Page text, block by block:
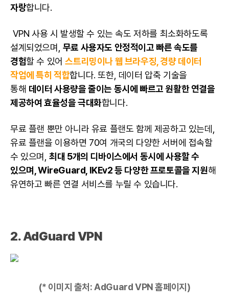
자랑합니다.
VPN 사용 시 발생할 수 있는 속도 저하를 최소화하도록
설계되었으며, 무료 사용자도 안정적이고 빠른 속도를
경험할 수 있어스트리밍이나 웹 브라우징, 경량 데이터
작업에 특히 적합합니다. 또한, 데이터 압축 기술을
통해 데이터 사용량을 줄이는 동시에 빠르고 원활한 연결을
제공하여 효율성을 극대화합니다.
무료 플랜 뿐만 아니라 유료 플랜도 함께 제공하고 있는데,
유료 플랜을 이용하면 70여 개국의 다양한 서버에 접속할
수 있으며,최대 5개의 디바이스에서 동시에 사용할 수
있으며, WireGuard, IKEv2 등 다양한 프로토콜을 지원해
유연하고 빠른 연결 서비스를 누릴 수 있습니다.
2.AdGuard VPN
(* 이미지 출처: AdGuard VPN 홈페이지 )